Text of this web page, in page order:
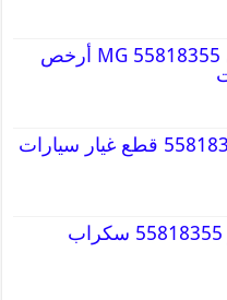
قطع غيار أم جي MG 55818355 أرخص
قطع غيار كيا 55818355 قطع غيار سيارات
قطع غيار باجيرو 55818355 سكراب